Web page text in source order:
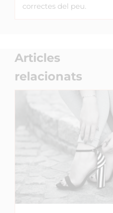
correctes del peu.
Articles
relacionats